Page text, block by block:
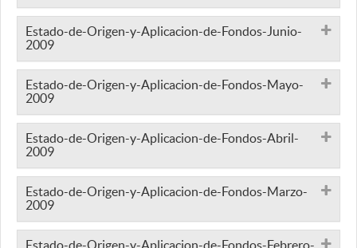
Estado-de-Origen-y-Aplicacion-de-Fondos-Junio-
2009
Estado-de-Origen-y-Aplicacion-de-Fondos-Mayo-
2009
Estado-de-Origen-y-Aplicacion-de-Fondos-Abril-
2009
Estado-de-Origen-y-Aplicacion-de-Fondos-Marzo-
2009
Estado-de-Origen-y-Aplicacion-de-Fondos-Febrero-